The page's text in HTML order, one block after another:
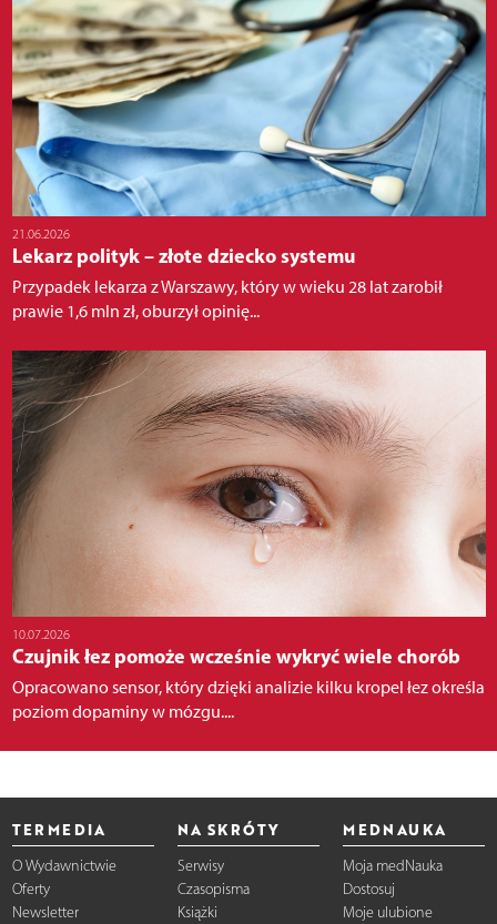
21.06.2026
Lekarz polityk – złote dziecko systemu
Przypadek lekarza z Warszawy, który w wieku 28 lat zarobił
prawie 1,6 mln zł, oburzył opinię...
10.07.2026
Czujnik łez pomoże wcześnie wykryć wiele chorób
Opracowano sensor, który dzięki analizie kilku kropel łez określa
poziom dopaminy w mózgu....
TERMEDIA
O Wydawnictwie
Oferty
Newsletter
NA SKRÓTY
Serwisy
Czasopisma
Książki
MEDNAUKA
Moja medNauka
Dostosuj
Moje ulubione